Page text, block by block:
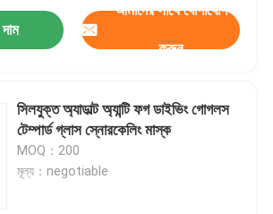
আমাদের সাথে যোগাযোগ
করুন
সিলযুক্ত অ্যাডাল্ট অ্যান্টি ফগ ডাইভিং গোগলস
টেম্পার্ড গ্লাস স্নোরকেলিং মাস্ক
MOQ：200
মূল্য：negotiable